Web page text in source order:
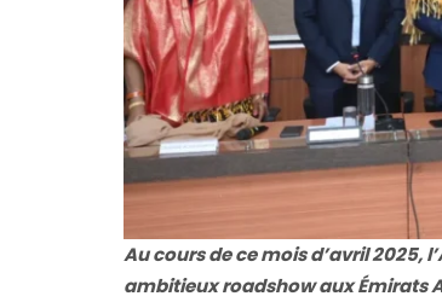
Au cours de ce mois d’avril 2025,
ambitieux roadshow aux Émirats